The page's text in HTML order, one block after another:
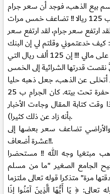
بيع الذهب، فوجد أن سعر جرام
ارتفع سعر جرام، لقد ارتفع سعر
خدعتموني وقلتم لي إن البنك
يحافظ على المال. إن البنك لم يحافظ على مالي !!! إن 125 ألف ريال التي
أتخلى عن الذهب، جعل ذهبه حليا
وأحزمة ملبوسة لأهله أو خبأ ذهبه في حفرة تحت بيته. كان الجرام ب 25
(هذا وقت كتابة المقال وجاءت الأخبار
بأنه زاد عن ذلك كثيرا).
تضاعف سعر بعضها إلى
عشرة أضعاف!!.
مبتغيا وجه الله !! مستحضرا
الجامع الصغير "ما من مسلم
مرة" متذكرا قوله تعالى ملتزما
﴿ يَا أَيُّهَا الَّذِينَ آمَنُوا إِذَا